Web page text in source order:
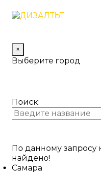
×
Выберите город
Поиск:
По данному запросу
найдено!
Самара